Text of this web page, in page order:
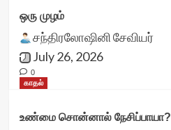
ஒரு முழம்
சந்திரலோஷினி சேவியர்
July 26, 2026
0
காதல்
உண்மை சொன்னால் நேசிப்பாயா?